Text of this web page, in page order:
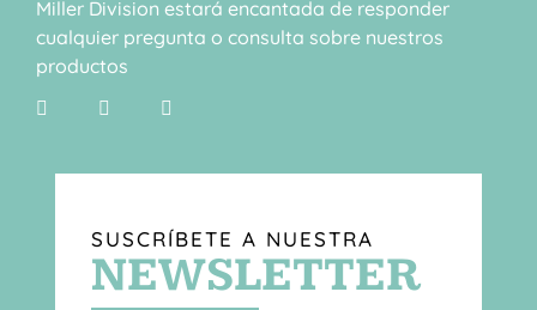
Miller Division estará encantada de responder
cualquier pregunta o consulta sobre nuestros
productos
SUSCRÍBETE A NUESTRA
NEWSLETTER